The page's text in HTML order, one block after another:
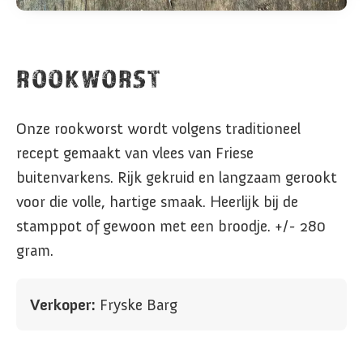
ROOKWORST
Onze rookworst wordt volgens traditioneel
recept gemaakt van vlees van Friese
buitenvarkens. Rijk gekruid en langzaam gerookt
voor die volle, hartige smaak. Heerlijk bij de
stamppot of gewoon met een broodje. +/- 280
gram.
Verkoper: Fryske Barg